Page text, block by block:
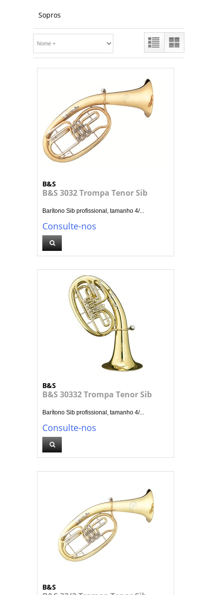
Sopros
B&S
B&S 3032 Trompa Tenor Sib
Barítono Sib profissional, tamanho 4/...
Consulte-nos
B&S
B&S 30332 Trompa Tenor Sib
Barítono Sib profissional, tamanho 4/...
Consulte-nos
B&S